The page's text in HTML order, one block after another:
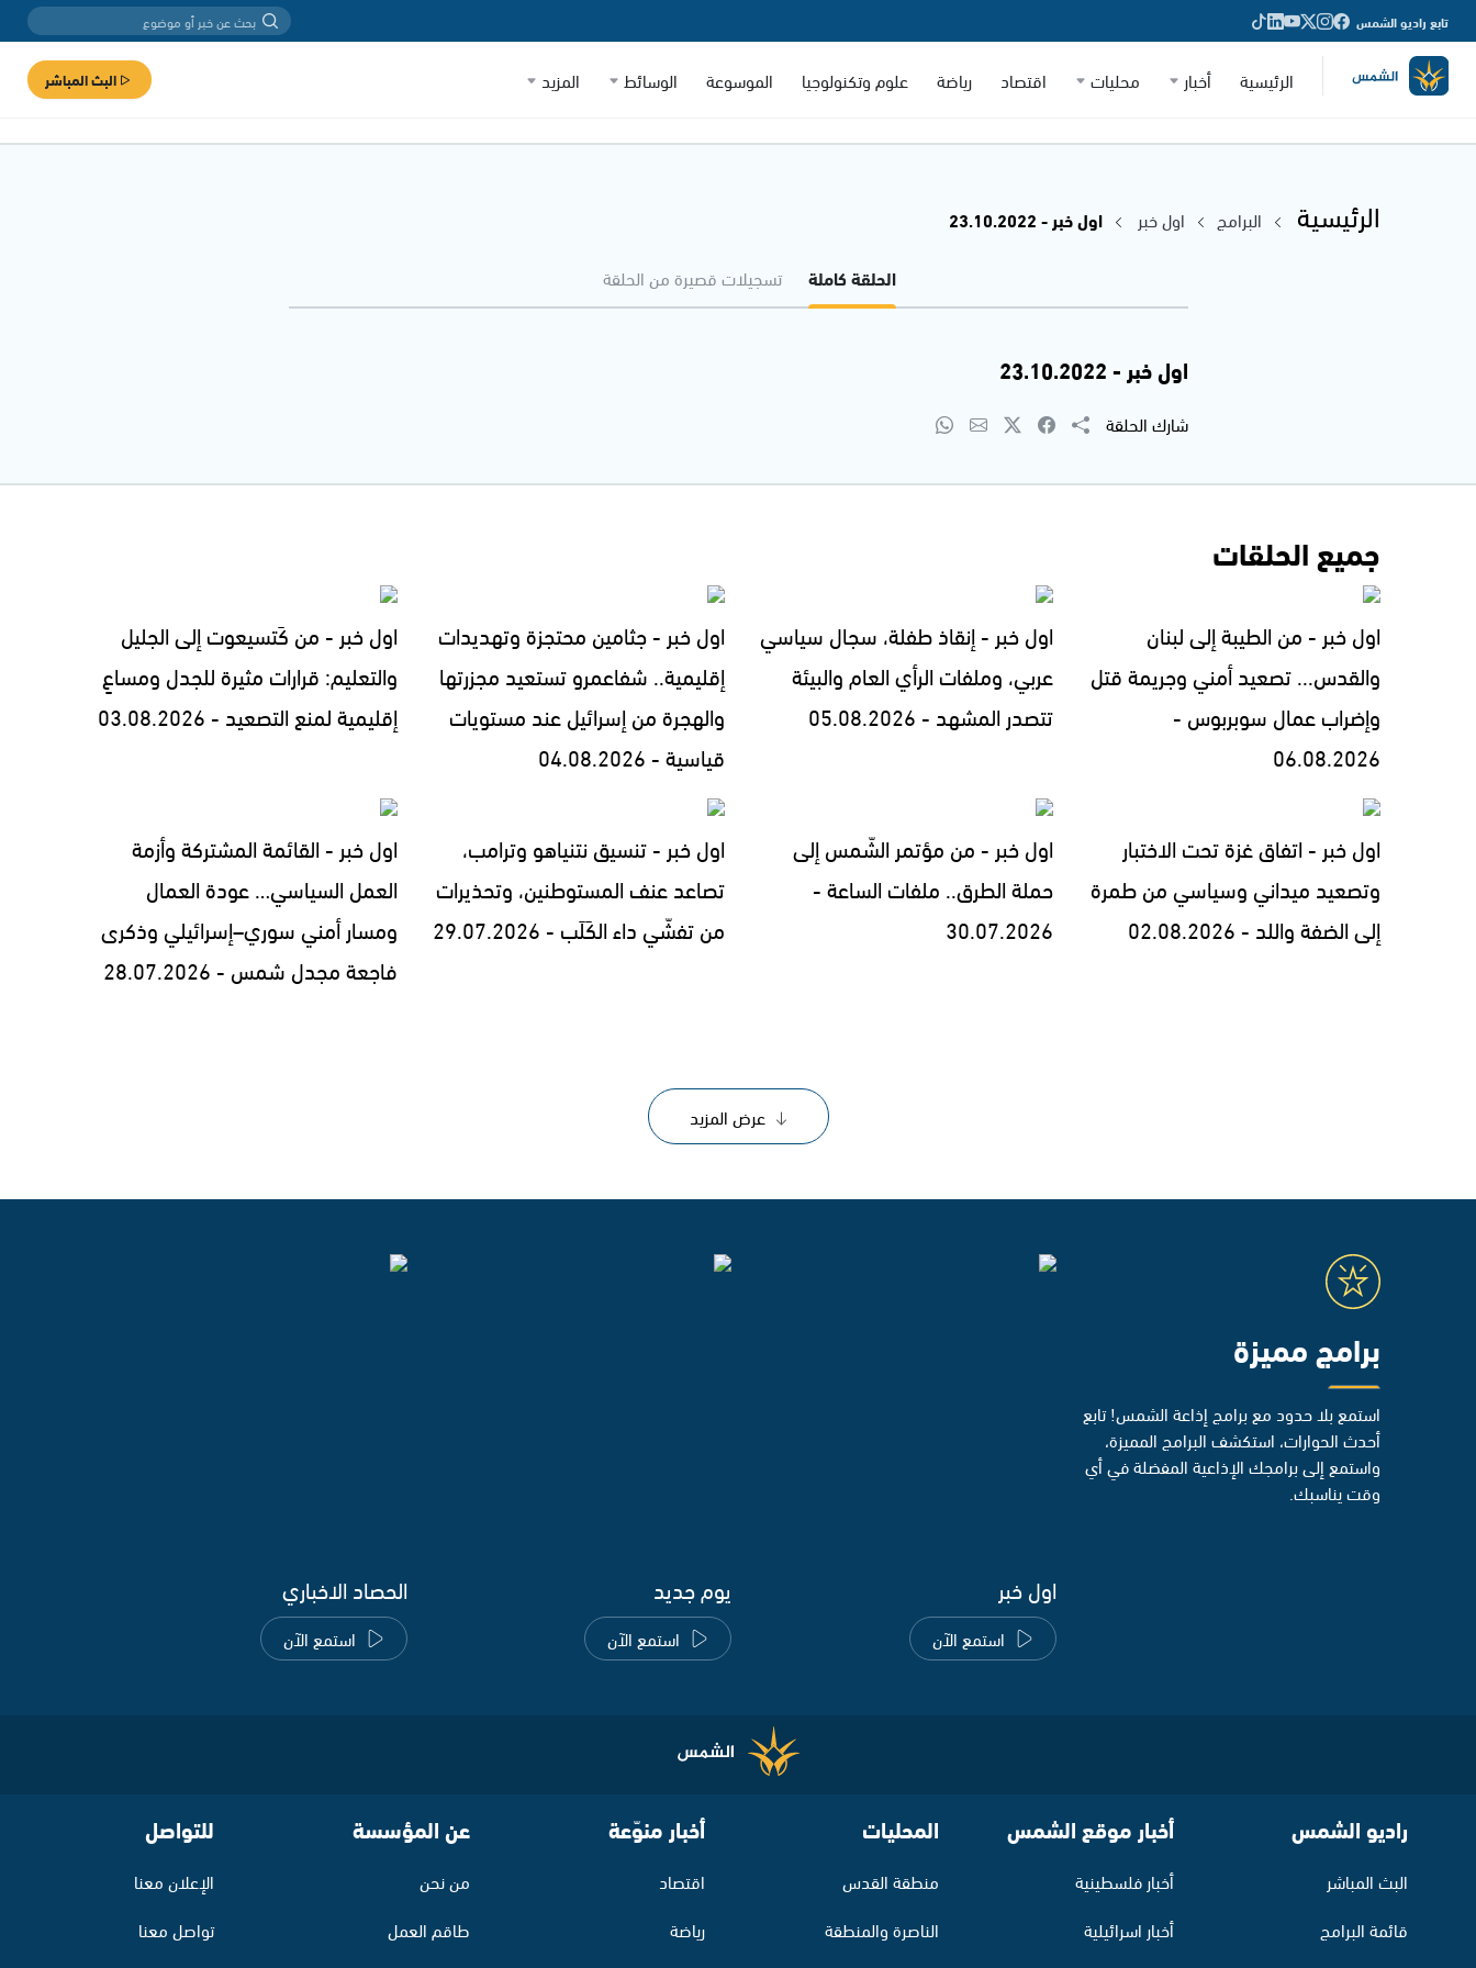
تابع راديو الشمس
الرئيسية أخبار محليات اقتصاد رياضة علوم وتكنولوجيا الموسوعة الوسائط المزيد البث المباشر
الرئيسية البرامج اول خبر
اول خبر - 23.10.2022
الحلقة كاملة
تسجيلات قصيرة من الحلقة
اول خبر - 23.10.2022
شارك الحلقة
جميع الحلقات
اول خبر - من الطيبة إلى لبنان
والقدس... تصعيد أمني وجريمة قتل
وإضراب عمال سوبربوس -
06.08.2026
اول خبر - إنقاذ طفلة، سجال سياسي
عربي، وملفات الرأي العام والبيئة
تتصدر المشهد - 05.08.2026
اول خبر - جثامين محتجزة وتهديدات
إقليمية.. شفاعمرو تستعيد مجزرتها
والهجرة من إسرائيل عند مستويات
قياسية - 04.08.2026
اول خبر - من كَتسيعوت إلى الجليل
والتعليم: قرارات مثيرة للجدل ومساعٍ
إقليمية لمنع التصعيد - 03.08.2026
اول خبر - اتفاق غزة تحت الاختبار
وتصعيد ميداني وسياسي من طمرة
إلى الضفة واللد - 02.08.2026
اول خبر - من مؤتمر الشّمس إلى
حملة الطرق.. ملفات الساعة -
30.07.2026
اول خبر - تنسيق نتنياهو وترامب،
تصاعد عنف المستوطنين، وتحذيرات
من تفشّي داء الكَلَب - 29.07.2026
اول خبر - القائمة المشتركة وأزمة
العمل السياسي… عودة العمال
ومسار أمني سوري–إسرائيلي وذكرى
فاجعة مجدل شمس - 28.07.2026
عرض المزيد
برامج مميزة
استمع بلا حدود مع برامج إذاعة الشمس! تابع
أحدث الحوارات، استكشف البرامج المميزة،
واستمع إلى برامجك الإذاعية المفضلة في أي
وقت يناسبك.
اول خبر
استمع الآن
يوم جديد
استمع الآن
الحصاد الاخباري
استمع الآن
راديو الشمس
البث المباشر
قائمة البرامج
أخبار موقع الشمس
أخبار فلسطينية
أخبار اسرائيلية
المحليات
منطقة القدس
الناصرة والمنطقة
أخبار منوّعة
اقتصاد
رياضة
عن المؤسسة
من نحن
طاقم العمل
للتواصل
الإعلان معنا
تواصل معنا